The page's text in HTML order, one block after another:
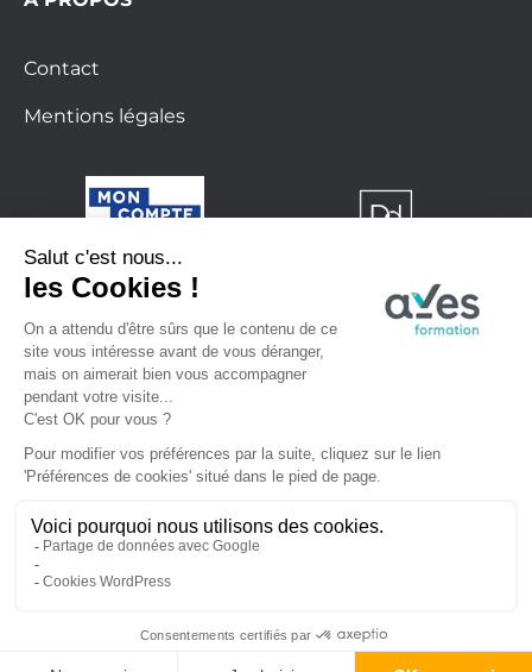
Contact
Mentions légales
Formation finançable avec le CPF
La certification qualité a été délivrée au titre
de la catégorie d’action suivante : Action de
formation
Mentions légales
Copyright © 2023. All rights reserved.